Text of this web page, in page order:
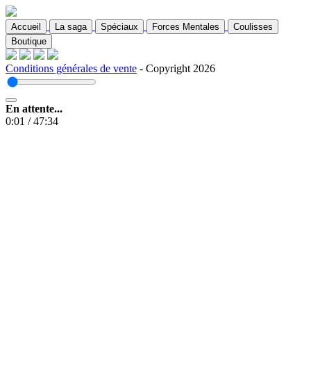
Accueil La saga Spéciaux Forces Mentales
Coulisses
Boutique
Conditions générales de vente - Copyright 2026
En attente...
0:01 /47:34